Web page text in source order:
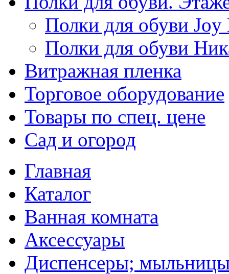
Полки для обуви Joy
Полки для обуви
Витражная пленка
Торговое оборудование
Товары по спец. цене
Сад и огород
Главная
Каталог
Ванная комната
Аксессуары
Диспенсеры;